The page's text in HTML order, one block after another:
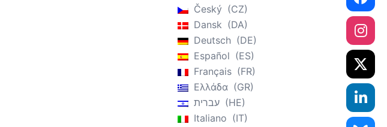
Český
CZ
Dansk
DA
Deutsch
DE
Español
ES
Français
FR
Ελλάδα
GR
עברית
HE
Italiano
IT